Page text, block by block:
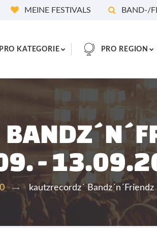
MEINE FESTIVALS BAND-/
PRO KATEGORIE PRO REGION
-
kautzrecordz´